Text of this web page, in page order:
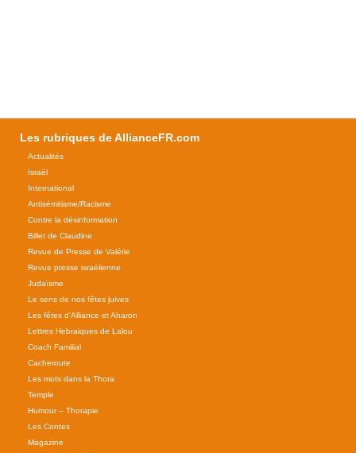
Les rubriques de AllianceFR.com
Actualités
Israël
International
Antisémitisme/Racisme
Contre la désinformation
Billet de Claudine
Revue de Presse de Valérie
Revue presse israélienne
Judaïsme
Le sens de nos fêtes juives
Les fêtes d'Alliance et Aharon
Lettres Hebraiques de Lalou
Coach Familial
Cacheroute
Les mots dans la Thora
Temple
Humour – Thorapie
Les Contes
Magazine